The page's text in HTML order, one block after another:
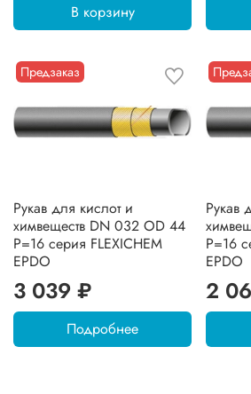
В корзину
Предзаказ
Рукав для кислот и
химвеществ DN 032 OD 44
P=16 серия FLEXICHEM
EPDO
3 039 ₽
Подробнее
Рукав
P=16
EPDO
2